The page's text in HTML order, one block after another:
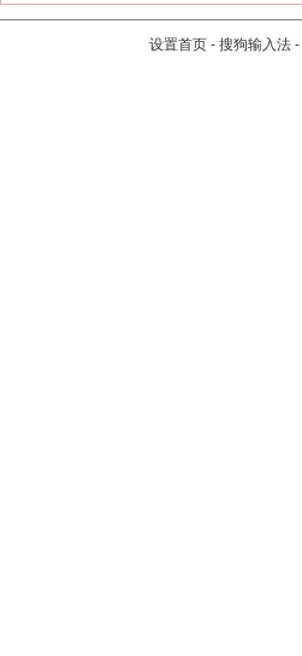
设置首页 - 搜狗输入法 -